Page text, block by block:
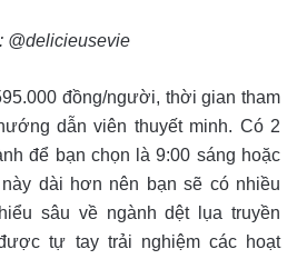
@delicieusevie
đồng/người, thời gian tham
dẫn viên thuyết minh. Có 2
để bạn chọn là 9:00 sáng hoặc
này dài hơn nên bạn sẽ có nhiều
sâu về ngành dệt lụa truyền
tự tay trải nghiệm các hoạt